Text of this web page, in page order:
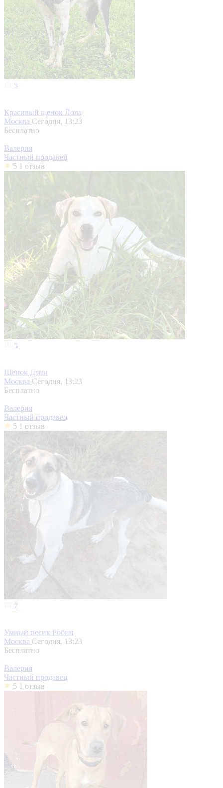
5
Красивый щенок Лола
Москва Сегодня, 13:23
Бесплатно
Валерия
Частный продавец
5 1 отзыв
5
Щенок Дэни
Москва Сегодня, 13:23
Бесплатно
Валерия
Частный продавец
5 1 отзыв
7
Умный песик Робин
Москва Сегодня, 13:23
Бесплатно
Валерия
Частный продавец
5 1 отзыв